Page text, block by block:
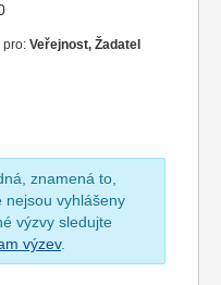
pro: Veřejnost, Žadatel
znamená to,
nejsou vyhlášeny
výzvy sledujte
výzev.